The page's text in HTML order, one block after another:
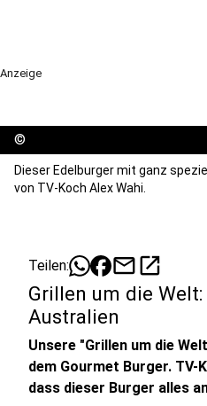
Anzeige
©
Dieser Edelburger mit ganz
von TV-Koch Alex Wahi.
Teilen: mailopen_in_new
Grillen um die
Australien
Unsere "Grillen um die
dem Gourmet Burger. TV-
dass dieser Burger alles